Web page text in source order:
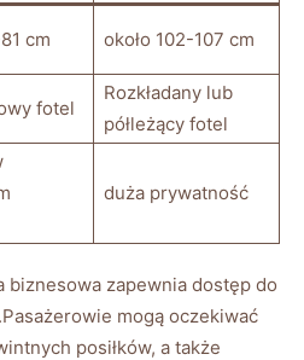
cm około ⁤102-107 cm
fotel
Rozkładany⁢ lub
półleżący ‍fotel
duża prywatność
​biznesowa ‍zapewnia dostęp do
mogą oczekiwać⁣
posiłków, a także‍